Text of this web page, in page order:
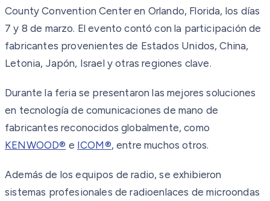
County Convention Center en Orlando, Florida, los días
7 y 8 de marzo. El evento contó con la participación de
fabricantes provenientes de Estados Unidos, China,
Letonia, Japón, Israel y otras regiones clave.
Durante la feria se presentaron las mejores soluciones
en tecnología de comunicaciones de mano de
fabricantes reconocidos globalmente, como
KENWOOD® e ICOM®, entre muchos otros.
Además de los equipos de radio, se exhibieron
sistemas profesionales de radioenlaces de microondas